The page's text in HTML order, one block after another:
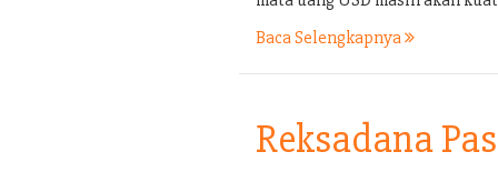
Baca Selengkapnya
Reksadana